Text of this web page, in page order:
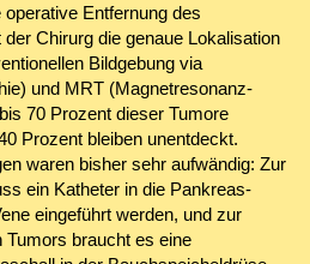
Entfernung des
Chirurg die genaue Lokalisation
Bildgebung via
und MRT (Magnetresonanz-
70 Prozent dieser Tumore
Prozent bleiben unentdeckt.
waren bisher sehr aufwändig: Zur
ein Katheter in die Pankreas-
eingeführt werden, und zur
Tumors braucht es eine